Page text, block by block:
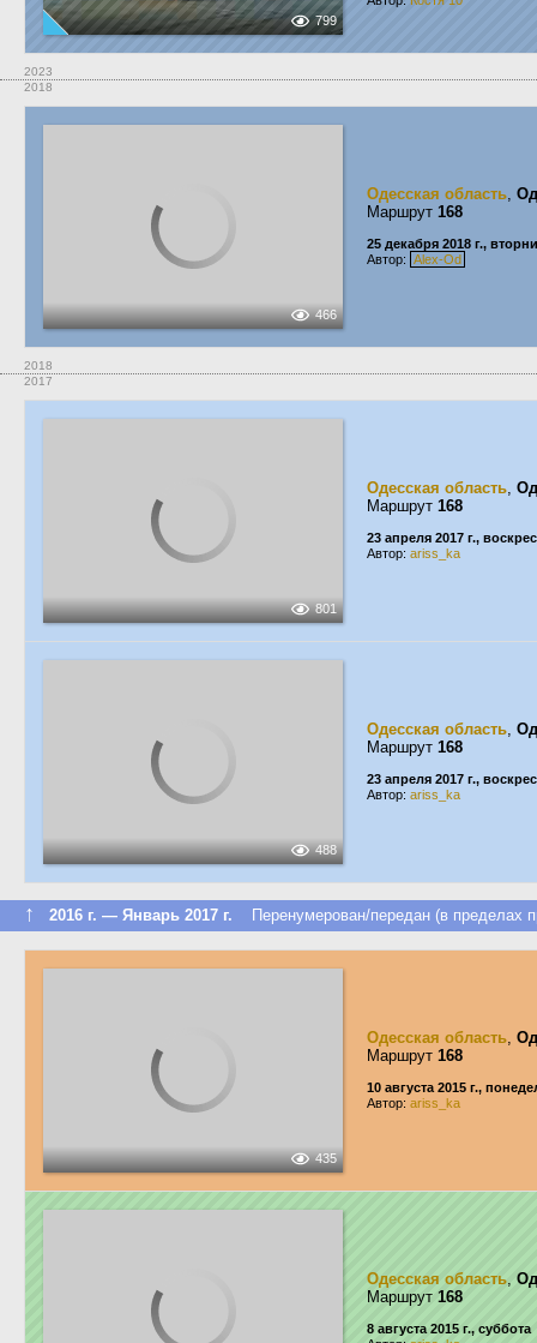
799
2023
2018
466
Одесская область,
Маршрут 168
25 декабря 2018 г.,
Автор: Alex-Od
2018
2017
801
Одесская область,
Маршрут 168
23 апреля 2017 г.,
Автор: ariss_ka
488
Одесская область,
Маршрут 168
23 апреля 2017 г.,
Автор: ariss_ka
↑ 2016 г. — Январь 2017 г. Перенумерован/передан (в пределах
435
Одесская область,
Маршрут 168
10 августа 2015 г.,
Автор: ariss_ka
Одесская область,
Маршрут 168
8 августа 2015 г., суббота